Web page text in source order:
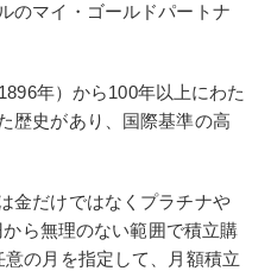
のマイ・ゴールドパートナ
年）から100年以上にわた
歴史があり、国際基準の高
金だけではなくプラチナや
ら無理のない範囲で積立購
の月を指定して、月額積立